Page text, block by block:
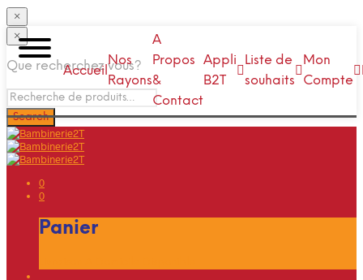
×
Accueil
Nos
Rayons
A
Propos
&
Contact
Appli
B2T
Liste de
souhaits
Mon
Compte
×
Que recherchez vous?
0
0
Panier